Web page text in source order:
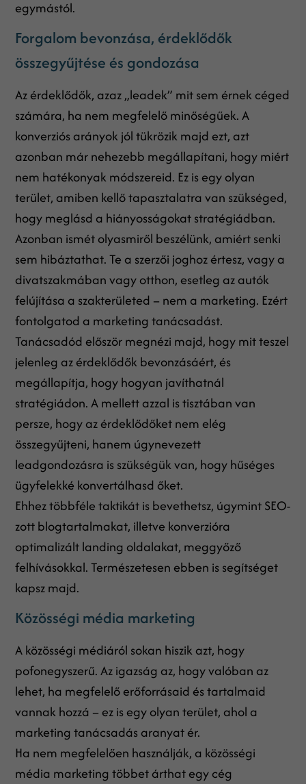
egymástól.
Forgalom bevonzása, érdeklődők
összegyűjtése és gondozása
Az érdeklődők, azaz „leadek” mit sem érnek céged
számára, ha nem megfelelő minőségűek. A
konverziós arányok jól tükrözik majd ezt, azt
azonban már nehezebb megállapítani, hogy miért
nem hatékonyak módszereid. Ez is egy olyan
terület, amiben kellő tapasztalatra van szükséged,
hogy meglásd a hiányosságokat stratégiádban.
Azonban ismét olyasmiről beszélünk, amiért senki
sem hibáztathat. Te a szerzői joghoz értesz, vagy a
divatszakmában vagy otthon, esetleg az autók
felújítása a szakterületed – nem a marketing. Ezért
fontolgatod a marketing tanácsadást.
Tanácsadód először megnézi majd, hogy mit teszel
jelenleg az érdeklődők bevonzásáért, és
megállapítja, hogy hogyan javíthatnál
stratégiádon. A mellett azzal is tisztában van
persze, hogy az érdeklődőket nem elég
összegyűjteni, hanem úgynevezett
leadgondozásra is szükségük van, hogy hűséges
ügyfelekké konvertálhasd őket.
Ehhez többféle taktikát is bevethetsz, úgymint SEO-
zott blogtartalmakat, illetve konverzióra
optimalizált landing oldalakat, meggyőző
felhívásokkal. Természetesen ebben is segítséget
kapsz majd.
Közösségi média marketing
A közösségi médiáról sokan hiszik azt, hogy
pofonegyszerű. Az igazság az, hogy valóban az
lehet, ha megfelelő erőforrásaid és tartalmaid
vannak hozzá – ez is egy olyan terület, ahol a
marketing tanácsadás aranyat ér.
Ha nem megfelelően használják, a közösségi
média marketing többet árthat egy cég